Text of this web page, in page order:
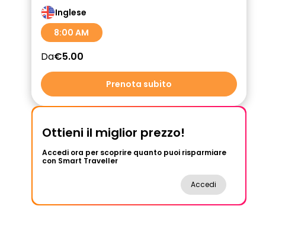
Inglese
8:00 AM
Da€5.00
Prenota subito
Ottieni il miglior prezzo!
Accedi ora per scoprire quanto puoi risparmiare
con Smart Traveller
Accedi